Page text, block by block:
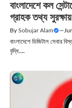
বাংলাদেশে কল
গ্রাহক তথ্য
By Sobujar Alam —
বাংলাদেশে ডিজিটাল সেবার
বৃদ্ধি....